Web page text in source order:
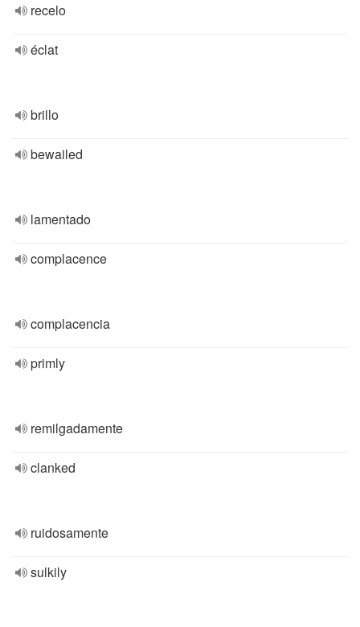
recelo
éclat
brillo
bewailed
lamentado
complacence
complacencia
primly
remilgadamente
clanked
ruidosamente
sulkily